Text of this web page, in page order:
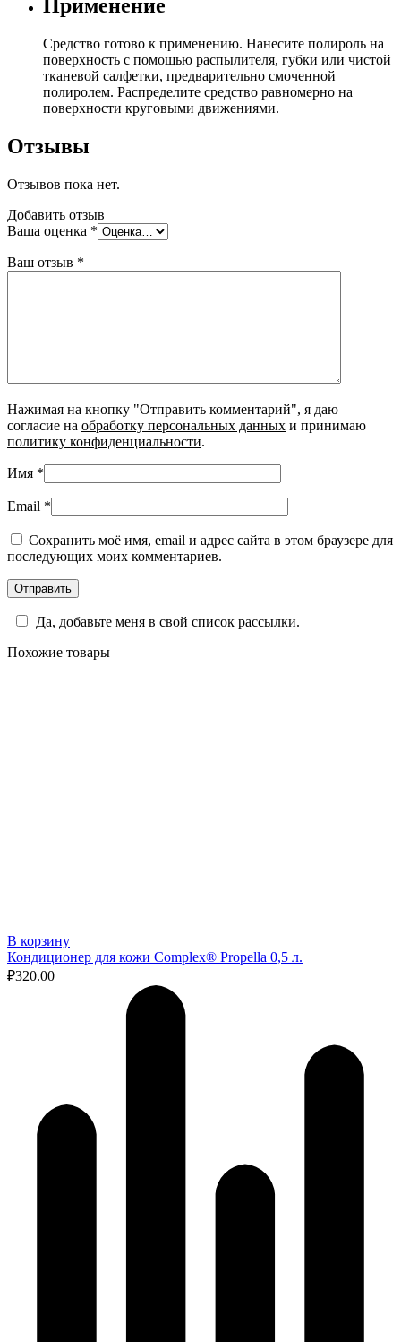
Применение
Средство готово к применению. Нанесите полироль на
поверхность с помощью распылителя, губки или чистой
тканевой салфетки, предварительно смоченной
полиролем. Распределите средство равномерно на
поверхности круговыми движениями.
Отзывы
Отзывов пока нет.
Добавить отзыв
Ваша оценка *
Ваш отзыв *
Нажимая на кнопку "Отправить комментарий", я даю
согласие на обработку персональных данных и принимаю
политику конфиденциальности.
Имя *
Email *
Сохранить моё имя, email и адрес сайта в этом браузере для
последующих моих комментариев.
Да, добавьте меня в свой список рассылки.
Похожие товары
В корзину
Кондиционер для кожи Complex® Propella 0,5 л.
₽320.00